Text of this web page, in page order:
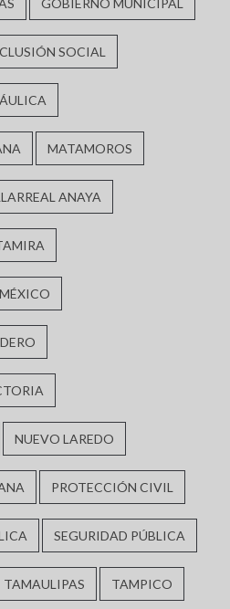
GOBIERNO MUNICIPAL
SOCIAL
MATAMOROS
ANAYA
NUEVO LAREDO
PROTECCIÓN CIVIL
SEGURIDAD PÚBLICA
TAMAULIPAS TAMPICO